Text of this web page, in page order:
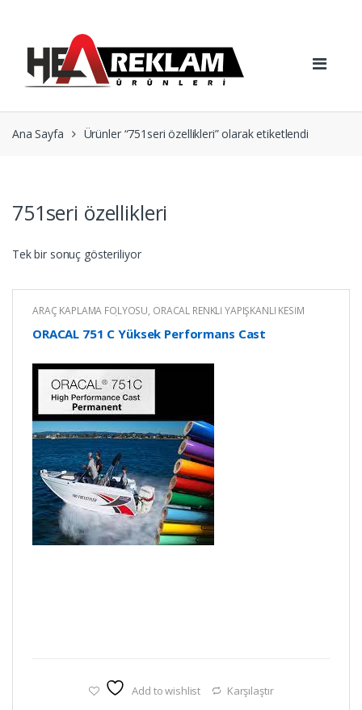
navigation
content
Ana Sayfa Ürünler “751seri özellikleri” olarak etiketlendi
751seri özellikleri
Tek bir sonuç gösteriliyor
ARAÇ KAPLAMA FOLYOSU, ORACAL RENKLİ YAPIŞKANLI KESİM
FOLYOLARI RENKLİ YAPIŞKANLI FOLYO
ORACAL 751 C Yüksek Performans Cast
Add to wishlist Karşılaştır